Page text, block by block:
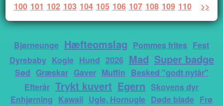
100 101 102 103 104 105 106 107 108 109 110 >>
Bjørneunge Hæfteomslag Pommes frites Fest
Dyrebaby Kogle Hund 2026 Mad Super badge
Sød Græskar Gaver Muffin Besked "godt nytår"
Efterår Trykt kuvert Egern Skovens dyr
Enhjørning Kawaii Ugle, Hornugle Døde blade Frø